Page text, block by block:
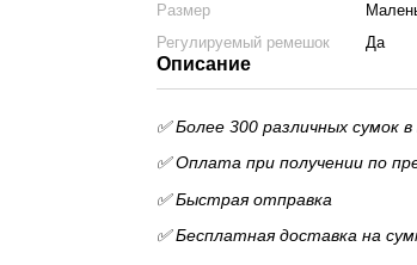
Размер
Регулируемый ремешок
Да
Описание
✅ Более 300 различных сумок
✅ Оплата при получении по
✅ Быстрая отправка
✅ Бесплатная доставка на